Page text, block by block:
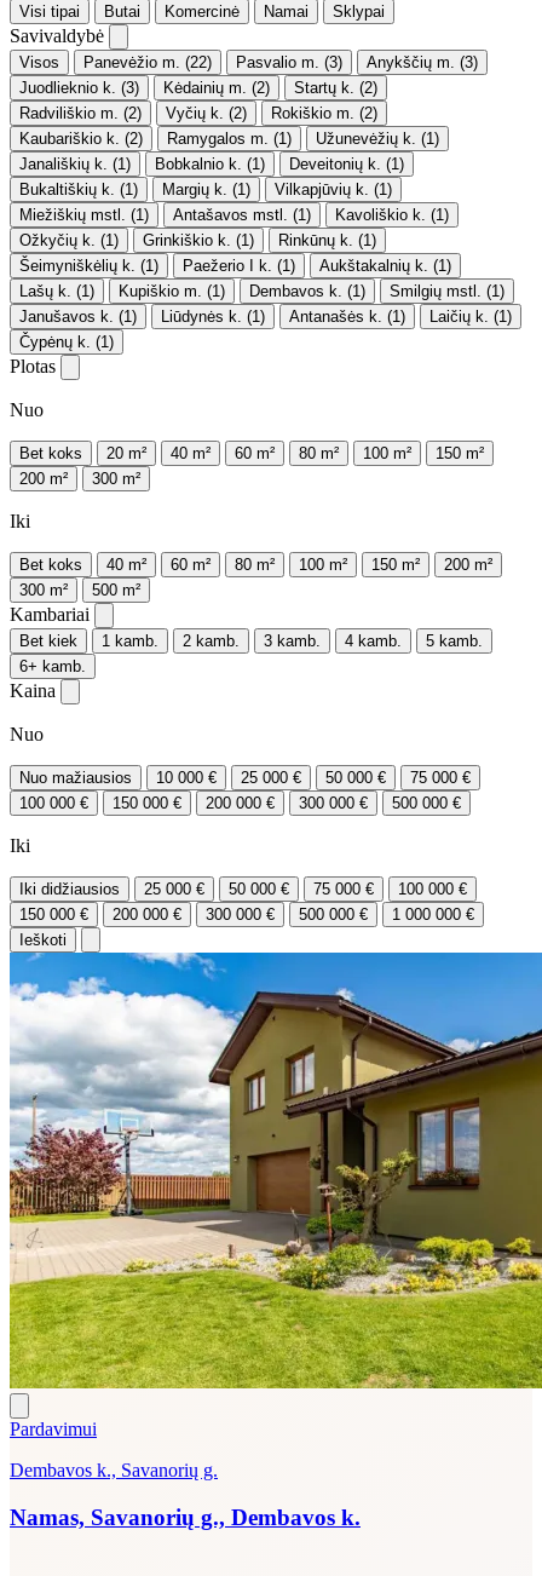
Visi tipai Butai Komercinė Namai Sklypai
Savivaldybė
Visos Panevėžio m. (22) Pasvalio m. (3) Anykščių m. (3)
Juodlieknio k. (3) Kėdainių m. (2) Startų k. (2)
Radviliškio m. (2) Vyčių k. (2) Rokiškio m. (2)
Kaubariškio k. (2) Ramygalos m. (1) Užunevėžių k. (1)
Janališkių k. (1) Bobkalnio k. (1) Deveitonių k. (1)
Bukaltiškių k. (1) Margių k. (1) Vilkapjūvių k. (1)
Miežiškių mstl. (1) Antašavos mstl. (1) Kavoliškio k. (1)
Ožkyčių k. (1) Grinkiškio k. (1) Rinkūnų k. (1)
Šeimyniškėlių k. (1) Paežerio I k. (1) Aukštakalnių k. (1)
Lašų k. (1) Kupiškio m. (1) Dembavos k. (1) Smilgių mstl. (1)
Janušavos k. (1) Liūdynės k. (1) Antanašės k. (1) Laičių k. (1)
Čypėnų k. (1)
Plotas
Nuo
Bet koks 20 m² 40 m² 60 m² 80 m² 100 m²
150 m²
200 m²
300 m²
Iki
Bet koks 40 m² 60 m² 80 m² 100 m² 150 m²
200 m²
300 m²
500 m²
Kambariai
Bet kiek 1 kamb. 2 kamb. 3 kamb. 4 kamb.
5 kamb.
6+ kamb.
Kaina
Nuo
Nuo mažiausios 10 000 € 25 000 € 50 000 €
75 000 €
100 000 €
150 000 € 200 000 € 300 000 € 500 000 €
Iki
Iki didžiausios 25 000 € 50 000 € 75 000 €
100 000 €
150 000 €
200 000 € 300 000 € 500 000 €
1 000 000 €
Ieškoti
Pardavimui
Dembavos k., Savanorių g.
Namas, Savanorių g., Dembavos k.